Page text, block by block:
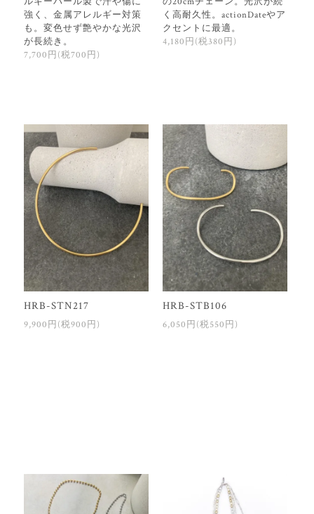
強く、金属アレルギー対策
も。変色せず艶やかな光沢
が長続き。
7,700円(税700円)
く高耐久性。actionDateやア
クセントに最適。
4,180円(税380円)
HRB-STN217
9,900円(税900円)
HRB-STB106
6,050円(税550円)